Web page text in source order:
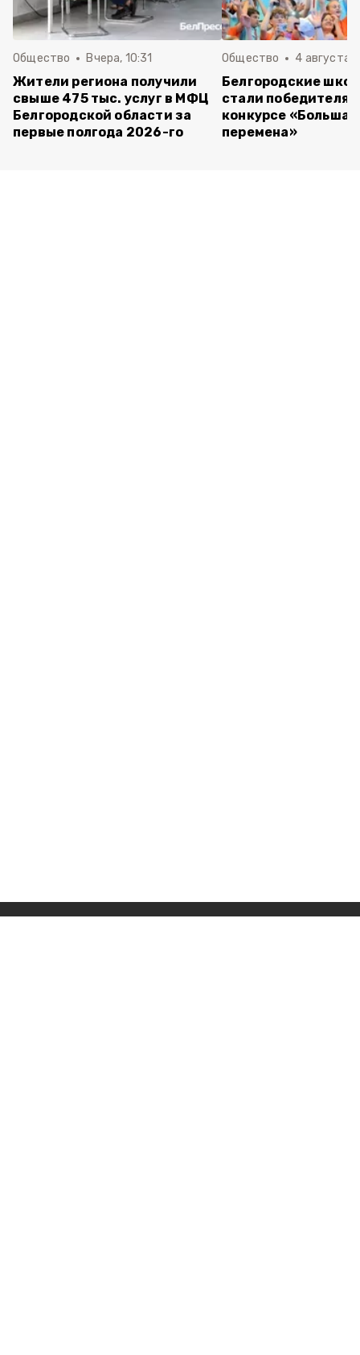
Общество Вчера, 10:31
Жители региона получили
свыше 475 тыс. услуг в МФЦ
Белгородской области за
первые полгода 2026-го
Общество 4 августа ,
Белгородские
стали
конкурсе «Большая
перемена»